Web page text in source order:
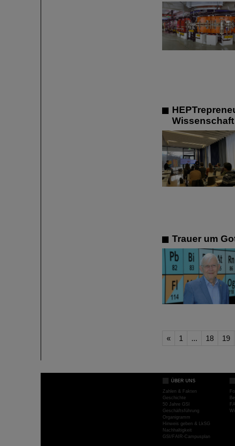
Trauer um
« 1 ... 18 19
ÜBER UNS
Zahlen & Fakten
Geschichte
50 Jahre GSI
Geschäftsführung
Organigramm
Hinweis geben & LkSG
Nachhaltigkeit
GSI/FAIR-Campusplan